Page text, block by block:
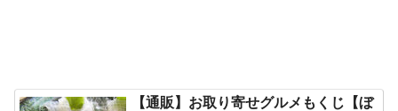
【通販】お取り寄せグルメもくじ【ぼ